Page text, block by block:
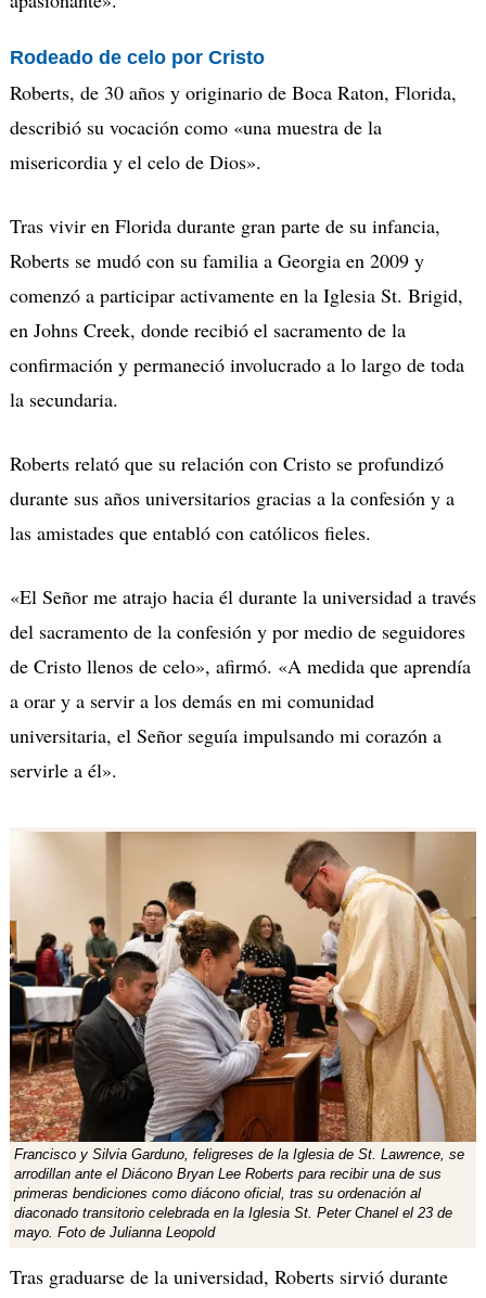
Rodeado de celo por Cristo
Roberts, de 30 años y originario de Boca Raton, Florida,
describió su vocación como «una muestra de la
misericordia y el celo de Dios».
Tras vivir en Florida durante gran parte de su infancia,
Roberts se mudó con su familia a Georgia en 2009 y
comenzó a participar activamente en la Iglesia St. Brigid,
en Johns Creek, donde recibió el sacramento de la
confirmación y permaneció involucrado a lo largo de toda
la secundaria.
Roberts relató que su relación con Cristo se profundizó
durante sus años universitarios gracias a la confesión y a
las amistades que entabló con católicos fieles.
«El Señor me atrajo hacia él durante la universidad a través
del sacramento de la confesión y por medio de seguidores
de Cristo llenos de celo», afirmó. «A medida que aprendía
a orar y a servir a los demás en mi comunidad
universitaria, el Señor seguía impulsando mi corazón a
servirle a él».
Francisco y Silvia Garduno, feligreses de la Iglesia de St. Lawrence, se
arrodillan ante el Diácono Bryan Lee Roberts para recibir una de sus
primeras bendiciones como diácono oficial, tras su ordenación al
diaconado transitorio celebrada en la Iglesia St. Peter Chanel el 23 de
mayo. Foto de Julianna Leopold
Tras graduarse de la universidad, Roberts sirvió durante